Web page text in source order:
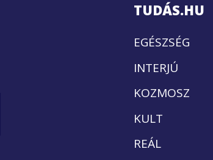
TUDÁS.HU
EGÉSZSÉG
INTERJÚ
KOZMOSZ
KULT
REÁL